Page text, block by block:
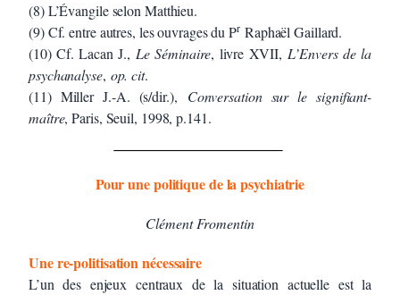
(8) L’Évangile selon Matthieu.
(9) Cf. entre autres, les ouvrages du Pr Raphaël Gaillard.
(10) Cf. Lacan J.,Le Séminaire, livre XVII,L’Envers de la
psychanalyse, op. cit.
(11) Miller J.-A. (s/dir.), Conversation sur le signifiant-
maître, Paris, Seuil, 1998, p.141.
Pour une politique de la psychiatrie
Clément Fromentin
Une re-politisation nécessaire
L’un des enjeux centraux de la situation actuelle est la